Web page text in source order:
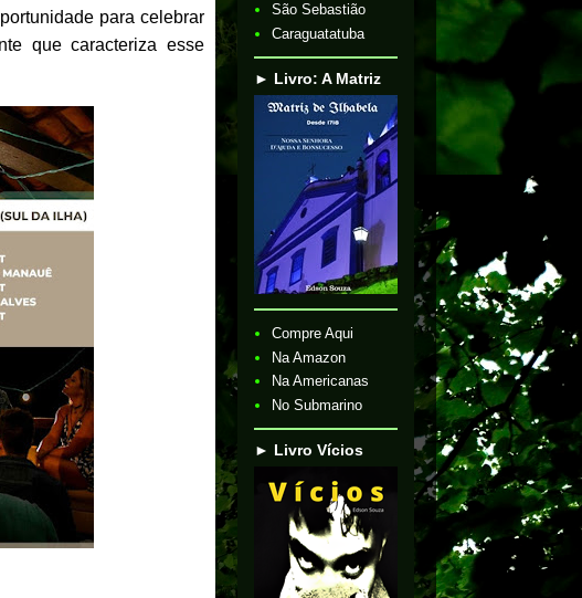
para celebrar
que caracteriza esse
São Sebastião
Caraguatatuba
► Livro: A Matriz
Compre Aqui
Na Amazon
Na Americanas
No Submarino
► Livro Vícios